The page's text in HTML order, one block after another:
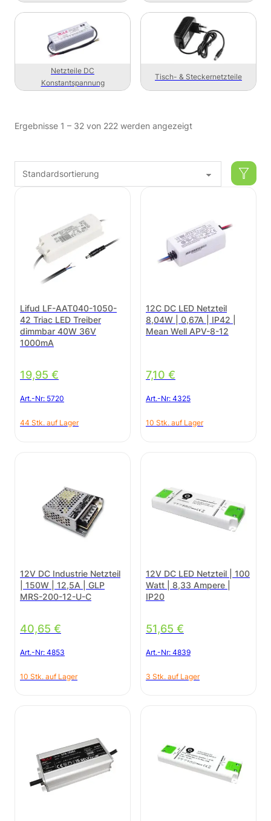
Netzteile DC
Konstantspannung
Tisch- & Steckernetzteile
Ergebnisse 1 – 32 von 222 werden angezeigt
Lifud LF-AAT040-1050-
42 Triac LED Treiber
dimmbar 40W 36V
1000mA
19,95 €
Art.-Nr: 5720
44 Stk. auf Lager
12C DC LED Netzteil
8,04W | 0,67A | IP42 |
Mean Well APV-8-12
7,10 €
Art.-Nr: 4325
10 Stk. auf Lager
12V DC Industrie Netzteil
| 150W | 12,5A | GLP
MRS-200-12-U-C
40,65 €
Art.-Nr: 4853
10 Stk. auf Lager
12V DC LED Netzteil | 100
Watt | 8,33 Ampere |
IP20
51,65 €
Art.-Nr: 4839
3 Stk. auf Lager